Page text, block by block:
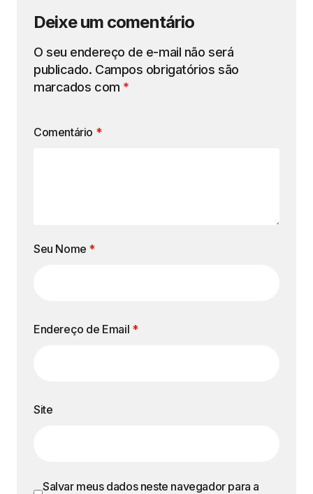
Deixe um comentário
O seu endereço de e-mail não será
publicado. Campos obrigatórios são
marcados com *
Comentário *
Seu Nome *
Endereço de Email *
Site
Salvar meus dados neste navegador para a